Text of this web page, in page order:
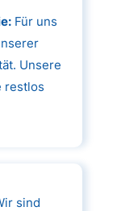
Für uns
Unsere
restlos
sind